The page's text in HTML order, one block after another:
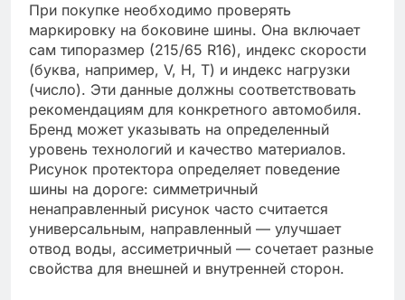
При покупке необходимо проверять
маркировку на боковине шины. Она включает
сам типоразмер (215/65 R16), индекс скорости
(буква, например, V, H, T) и индекс нагрузки
(число). Эти данные должны соответствовать
рекомендациям для конкретного автомобиля.
Бренд может указывать на определенный
уровень технологий и качество материалов.
Рисунок протектора определяет поведение
шины на дороге: симметричный
ненаправленный рисунок часто считается
универсальным, направленный — улучшает
отвод воды, ассиметричный — сочетает разные
свойства для внешней и внутренней сторон.